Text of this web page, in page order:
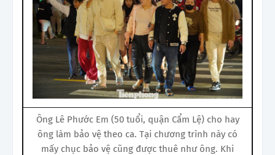
Ông Lê Phước Em (50 tuổi, quận Cẩm Lệ) cho hay
ông làm bảo vệ theo ca. Tại chương trình này có
mấy chục bảo vệ cũng được thuê như ông. Khi